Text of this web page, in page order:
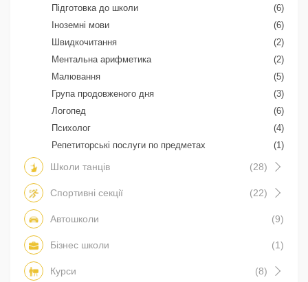
Підготовка до школи
(6)
Іноземні мови
(6)
Швидкочитання
(2)
Ментальна арифметика
(2)
Малювання
(5)
Група продовженого дня
(3)
Логопед
(6)
Психолог
(4)
Репетиторські послуги по предметах
(1)
Школи танців (28)
Спортивні секції (22)
Автошколи (9)
Бізнес школи (1)
Курси (8)